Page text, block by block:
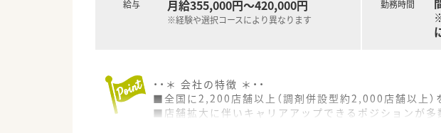
給与
月給355,000円～420,000円
※経験や選択コースにより異なります
勤務時間
・・＊ 会社の特徴 ＊・・
■全国に2,200店舗以上（調剤併設型約2,000店舗以上）
■店舗拡大に伴いキャリアアップできるポジションが多